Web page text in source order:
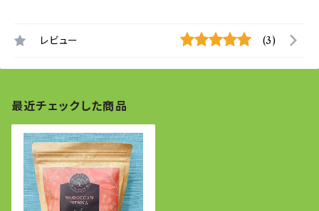
レビュー (3)
最近チェックした商品